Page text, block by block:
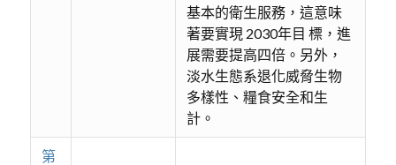
基本的衛生服務，這意味
著要實現 2030年目 標，進
展需要提高四倍。另外，
淡水生態系退化威脅生物
多樣性、糧食安全和生
計。
第